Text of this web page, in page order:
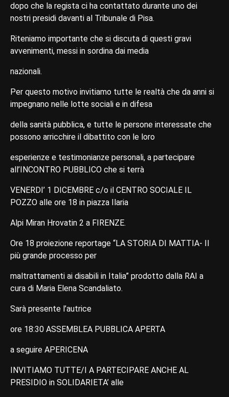
dopo che la regista ci ha contattato durante uno dei
nostri presidi davanti al Tribunale di Pisa.
Riteniamo importante che si discuta di questi gravi
avvenimenti, messi in sordina dai media
nazionali.
Per questo motivo invitiamo tutte le realtà che da anni si
impegnano nelle lotte sociali e in difesa
della sanità pubblica, e tutte le persone interessate che
possono arricchire il dibattito con le loro
esperienze e testimonianze personali, a partecipare
all’INCONTRO PUBBLICO che si terrà
VENERDI’ 1 DICEMBRE c/o il CENTRO SOCIALE IL
POZZO alle ore 18 in piazza Ilaria
Alpi Miran Hrovatin 2 a FIRENZE.
Ore 18 proiezione reportage “LA STORIA DI MATTIA- Il
più grande processo per
maltrattamenti ai disabili in Italia” prodotto dalla RAI a
cura di Maria Elena Scandaliato.
Sarà presente l’autrice
ore 18:30 ASSEMBLEA PUBBLICA APERTA
a seguire APERICENA
INVITIAMO TUTTE/I A PARTECIPARE ANCHE AL
PRESIDIO in SOLIDARIETA’ alle